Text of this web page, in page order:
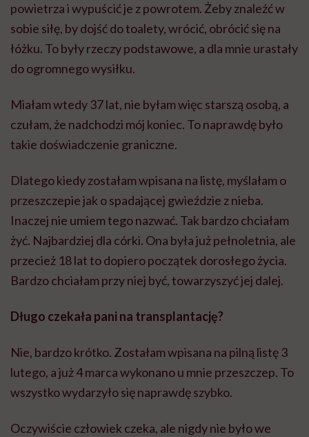
powietrza i wypuścić je z powrotem. Żeby znaleźć w
sobie siłę, by dojść do toalety, wrócić, obrócić się na
łóżku. To były rzeczy podstawowe, a dla mnie urastały
do ogromnego wysiłku.
Miałam wtedy 37 lat, nie byłam więc starszą osobą, a
czułam, że nadchodzi mój koniec. To naprawdę było
takie doświadczenie graniczne.
Dlatego kiedy zostałam wpisana na listę, myślałam o
przeszczepie jak o spadającej gwieździe z nieba.
Inaczej nie umiem tego nazwać. Tak bardzo chciałam
żyć. Najbardziej dla córki. Ona była już pełnoletnia, ale
przecież 18 lat to dopiero początek dorosłego życia.
Bardzo chciałam przy niej być, towarzyszyć jej dalej.
Długo czekała pani na transplantację?
Nie, bardzo krótko. Zostałam wpisana na pilną listę 3
lutego, a już 4 marca wykonano u mnie przeszczep. To
wszystko wydarzyło się naprawdę szybko.
Oczywiście człowiek czeka, ale nigdy nie było we